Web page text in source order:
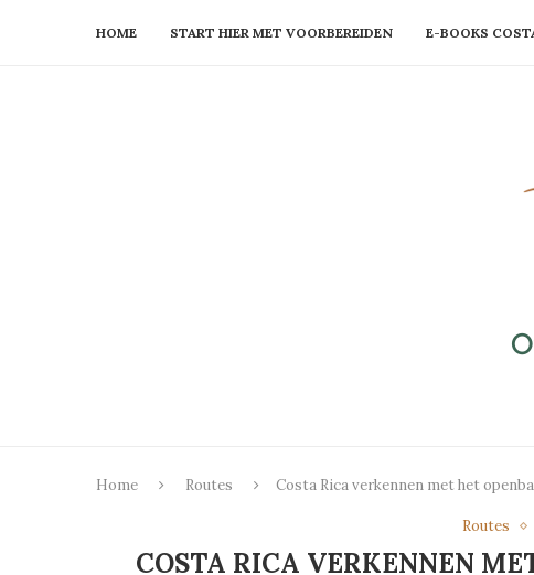
HOME START HIER MET VOORBEREIDEN E-BOOKS
Home Routes Costa Rica verkennen met het
Routes
COSTA RICA VERKENNEN